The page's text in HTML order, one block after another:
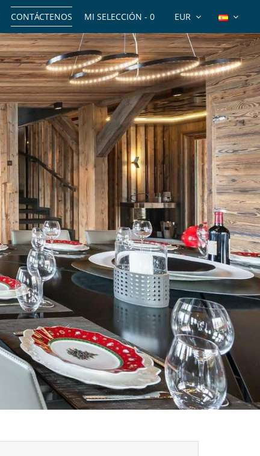
EUR
MI SELECCIÓN - 0
CONTÁCTENOS